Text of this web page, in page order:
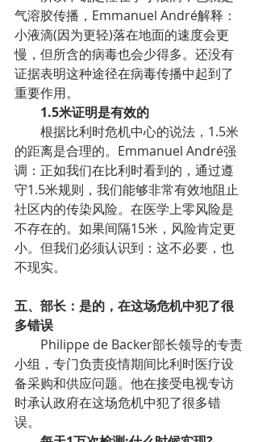
气溶胶传播，Emmanuel André解释：
小液滴(因为更轻)落在地面的速度会更
慢，但所含的病毒也会少得多。还没有
证据表明这种途径在病毒传播中起到了
重要作用。
1.5米证明是有效的
根据比利时危机中心的说法，1.5米
的距离是合理的。Emmanuel André强
调：正如我们在比利时看到的，通过遵
守1.5米规则，我们能够非常有效地阻止
社区内的传染风险。在医学上零风险是
不存在的。如果间隔15米，风险肯定更
小。但我们必须认识到：这不必要，也
不现实。
五、部长：是的，在这场危机中犯了很
多错误
Philippe de Backer部长领导的专责
小组，专门负责疫情期间比利时医疗设
备采购和供应问题。他在接受电视专访
时承认政府在这场危机中犯了很多错
误。